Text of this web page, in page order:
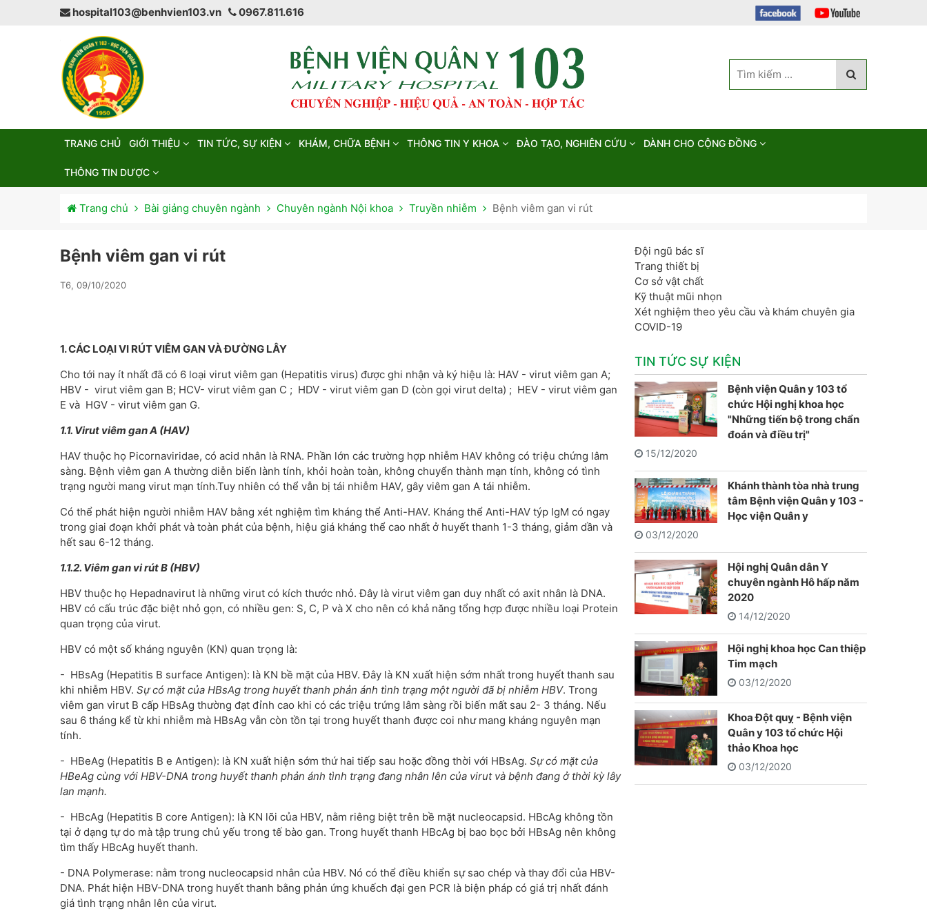
hospital103@benhvien103.vn 0967.811.616
TRANG CHỦ GIỚI THIỆU TIN TỨC, SỰ KIỆN KHÁM, CHỮA BỆNH THÔNG TIN Y KHOA ĐÀO TẠO, NGHIÊN CỨU DÀNH CHO CỘNG ĐỒNG
THÔNG TIN DƯỢC
Trang chủ Bài giảng chuyên ngành Chuyên ngành Nội khoa Truyền nhiễm Bệnh viêm gan vi rút
Bệnh viêm gan vi rút
T6, 09/10/2020
1. CÁC LOẠI VI RÚT VIÊM GAN VÀ ĐƯỜNG LÂY
Cho tới nay ít nhất đã có 6 loại virut viêm gan (Hepatitis virus) được ghi nhận và ký hiệu là: HAV - virut viêm gan A;
HBV - virut viêm gan B; HCV- virut viêm gan C ; HDV - virut viêm gan D (còn gọi virut delta) ; HEV - virut viêm gan
E và HGV - virut viêm gan G.
1.1. Virut viêm gan A (HAV)
HAV thuộc họ Picornaviridae, có acid nhân là RNA. Phần lớn các trường hợp nhiễm HAV không có triệu chứng lâm
sàng. Bệnh viêm gan A thường diễn biến lành tính, khỏi hoàn toàn, không chuyển thành mạn tính, không có tình
trạng người mang virut mạn tính.Tuy nhiên có thể vẫn bị tái nhiễm HAV, gây viêm gan A tái nhiễm.
Có thể phát hiện người nhiễm HAV bằng xét nghiệm tìm kháng thể Anti-HAV. Kháng thể Anti-HAV týp IgM có ngay
trong giai đoạn khởi phát và toàn phát của bệnh, hiệu giá kháng thể cao nhất ở huyết thanh 1-3 tháng, giảm dần và
hết sau 6-12 tháng.
1.1.2. Viêm gan vi rút B (HBV)
HBV thuộc họ Hepadnavirut là những virut có kích thước nhỏ. Đây là virut viêm gan duy nhất có axit nhân là DNA.
HBV có cấu trúc đặc biệt nhỏ gọn, có nhiều gen: S, C, P và X cho nên có khả năng tổng hợp được nhiều loại Protein
quan trọng của virut.
HBV có một số kháng nguyên (KN) quan trọng là:
- HBsAg (Hepatitis B surface Antigen): là KN bề mặt của HBV. Đây là KN xuất hiện sớm nhất trong huyết thanh sau
khi nhiễm HBV. Sự có mặt của HBsAg trong huyết thanh phản ánh tình trạng một người đã bị nhiễm HBV. Trong
viêm gan virut B cấp HBsAg thường đạt đỉnh cao khi có các triệu trứng lâm sàng rồi biến mất sau 2- 3 tháng. Nếu
sau 6 tháng kể từ khi nhiễm mà HBsAg vẫn còn tồn tại trong huyết thanh được coi như mang kháng nguyên mạn
tính.
- HBeAg (Hepatitis B e Antigen): là KN xuất hiện sớm thứ hai tiếp sau hoặc đồng thời với HBsAg. Sự có mặt của
HBeAg cùng với HBV-DNA trong huyết thanh phản ánh tình trạng đang nhân lên của virut và bệnh đang ở thời kỳ lây
lan mạnh.
- HBcAg (Hepatitis B core Antigen): là KN lõi của HBV, nằm riêng biệt trên bề mặt nucleocapsid. HBcAg không tồn
tại ở dạng tự do mà tập trung chủ yếu trong tế bào gan. Trong huyết thanh HBcAg bị bao bọc bởi HBsAg nên không
tìm thấy HBcAg huyết thanh.
- DNA Polymerase: nằm trong nucleocapsid nhân của HBV. Nó có thể điều khiển sự sao chép và thay đổi của HBV-
DNA. Phát hiện HBV-DNA trong huyết thanh bằng phản ứng khuếch đại gen PCR là biện pháp có giá trị nhất đánh
giá tình trạng nhân lên của virut.
Đội ngũ bác sĩ
Trang thiết bị
Cơ sở vật chất
Kỹ thuật mũi nhọn
Xét nghiệm theo yêu cầu và khám chuyên gia
COVID-19
TIN TỨC SỰ KIỆN
Bệnh viện Quân y 103 tổ
chức Hội nghị khoa học
"Những tiến bộ trong chẩn
đoán và điều trị"
15/12/2020
Khánh thành tòa nhà trung
tâm Bệnh viện Quân y 103 -
Học viện Quân y
03/12/2020
Hội nghị Quân dân Y
chuyên ngành Hô hấp năm
2020
14/12/2020
Hội nghị khoa học Can thiệp
Tim mạch
03/12/2020
Khoa Đột quỵ - Bệnh viện
Quân y 103 tổ chức Hội
thảo Khoa học
03/12/2020